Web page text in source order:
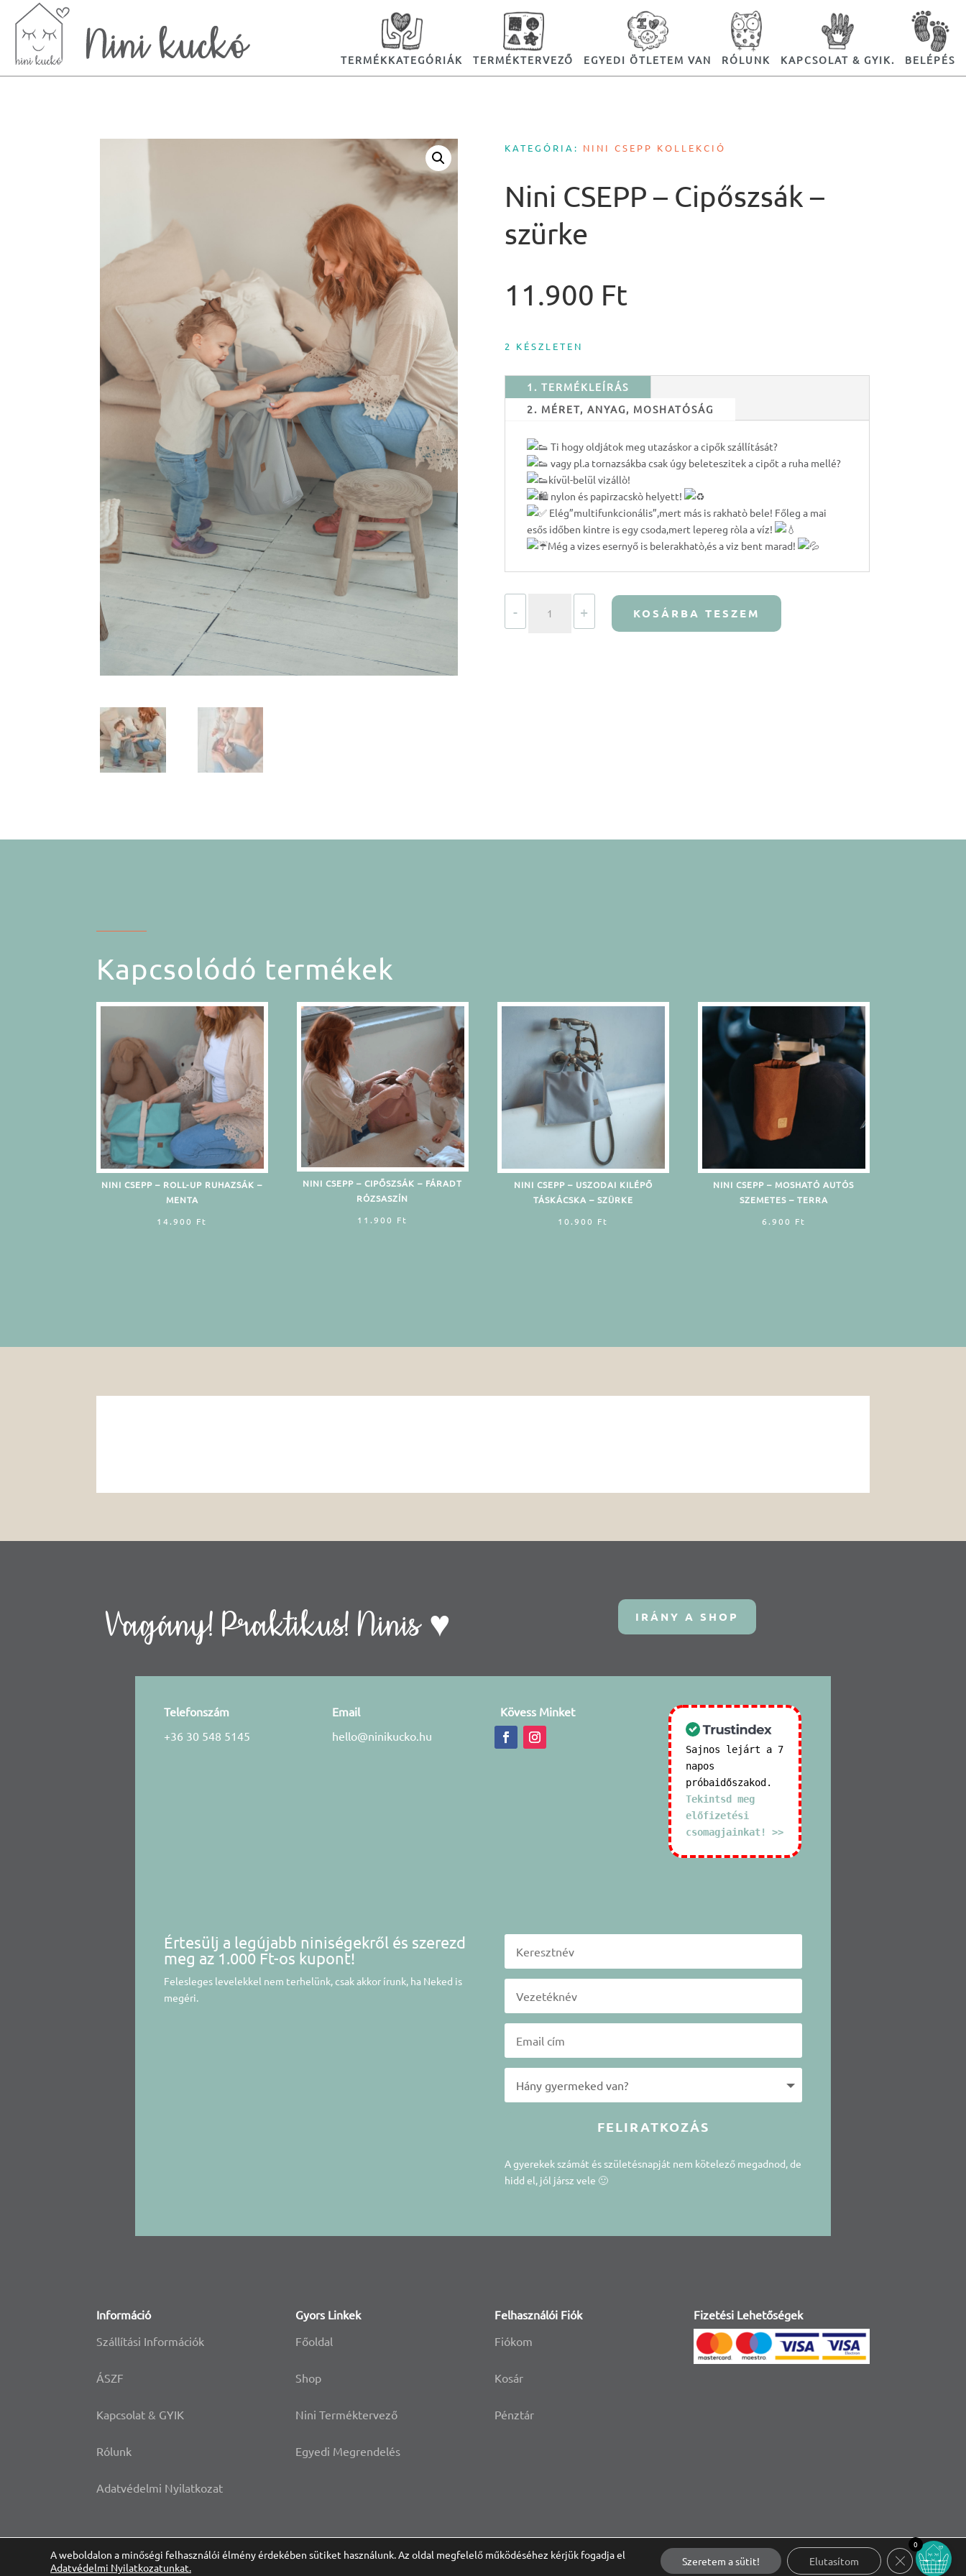
TERMÉKKATEGÓRIÁK TERMÉKTERVEZŐ EGYEDI ÖTLETEM VAN RÓLUNK KAPCSOLAT & GYIK. BELÉPÉS
KATEGÓRIA: NINI CSEPP KOLLEKCIÓ
Nini CSEPP – Cipőszsák –
szürke
11.900 Ft
2 KÉSZLETEN
1. TERMÉKLEÍRÁS
2. MÉRET, ANYAG, MOSHATÓSÁG
Ti hogy oldjátok meg utazáskor a cipők szállítását?
vagy pl.a tornazsákba csak úgy beleteszitek a cipőt a ruha mellé?
kívül-belül vizállò!
nylon és papirzacskò helyett!
Elég”multifunkcionális”,mert más is rakhatò bele! Főleg a mai
esős időben kintre is egy csoda,mert lepereg ròla a víz!
Még a vizes esernyő is belerakhatò,és a viz bent marad!
-
CSEPP
+ KOSÁRBA TESZEM
Kapcsolódó termékek
NINI CSEPP – ROLL-UP RUHAZSÁK –
MENTA
14.900 Ft
NINI CSEPP – CIPŐSZSÁK – FÁRADT
RÓZSASZÍN
11.900 Ft
NINI CSEPP – USZODAI KILÉPŐ
TÁSKÁCSKA – SZÜRKE
10.900 Ft
NINI CSEPP – MOSHATÓ AUTÓS
SZEMETES – TERRA
6.900 Ft
Vagány! Praktikus! Ninis ♥ IRÁNY A SHOP
Telefonszám
+36 30 548 5145
Email
hello@ninikucko.hu
Kövess Minket
Sajnos lejárt a 7
napos
próbaidőszakod.
Tekintsd meg
előfizetési
csomagjainkat! >>
Értesülj a legújabb niniségekről és szerezd
meg az 1.000 Ft-os kupont!
Felesleges levelekkel nem terhelünk, csak akkor írunk, ha Neked is
megéri.
FELIRATKOZÁS
A gyerekek számát és születésnapját nem kötelező megadnod, de
hidd el, jól jársz vele 🙂
Információ
Szállítási Információk
ÁSZF
Kapcsolat & GYIK
Rólunk
Adatvédelmi Nyilatkozat
Gyors Linkek
Főoldal
Shop
Nini Terméktervező
Egyedi Megrendelés
Felhasználói Fiók
Fiókom
Kosár
Pénztár
Fizetési Lehetőségek
A weboldalon a minőségi felhasználói élmény érdekében sütiket használunk. Az oldal megfelelő működéséhez kérjük fogadja el
Adatvédelmi Nyilatkozatunkat.
Szeretem a sütit! Elutasítom Close GDPR
0